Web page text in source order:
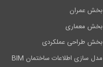
بخش عمران
بخش معماری
بخش طراحی عملکردی
مدل سازی اطلاعات ساختمان BIM